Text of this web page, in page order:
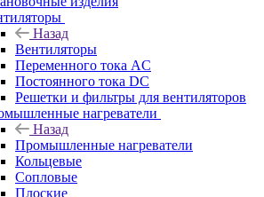
Назад
Вентиляторы
Переменного тока AC
Постоянного тока DC
Решетки и фильтры для вентиляторов
нагреватели
Назад
Промышленные нагреватели
Кольцевые
Сопловые
Плоские